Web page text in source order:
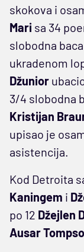
skokova i
Mari sa 34
slobodna
ukradenom
Džunior
3/4 slobodna
Kristijan
upisao je
asistencija.
Kod Detroita
Kaningem i
po 12 Džejlen
Ausar